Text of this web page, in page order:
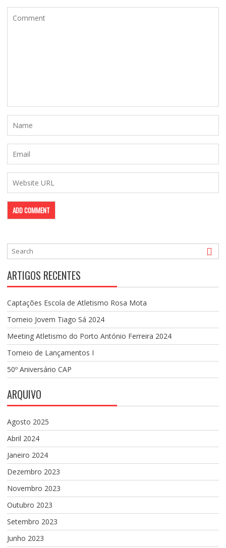
ARTIGOS RECENTES
Captações Escola de Atletismo Rosa Mota
Torneio Jovem Tiago Sá 2024
Meeting Atletismo do Porto António Ferreira 2024
Torneio de Lançamentos I
50º Aniversário CAP
ARQUIVO
Agosto 2025
Abril 2024
Janeiro 2024
Dezembro 2023
Novembro 2023
Outubro 2023
Setembro 2023
Junho 2023